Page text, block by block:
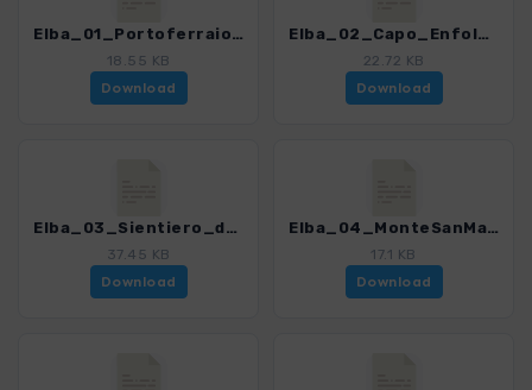
Elba_01_Portoferraio_4482_5.gpx
18.55 KB
Download
Elba_02_Capo_Enfola_4482_5.gpx
22.72 KB
Download
Elba_03_Sientiero_della_Salute_4482_5.gpx
37.45 KB
Download
Elba_04_MonteSanMartino_4482_5.gpx
17.1 KB
Download